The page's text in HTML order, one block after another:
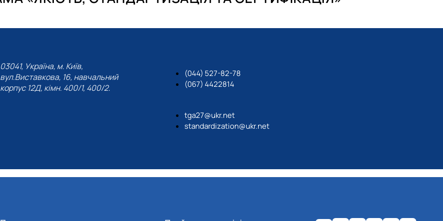
03041, Україна, м. Київ,
вул.Виставкова, 16, навчальний
корпус 12Д, кімн. 400/1, 400/2.
(044) 527-82-78
(067) 4422814
tga27@ukr.net
standardization@ukr.net